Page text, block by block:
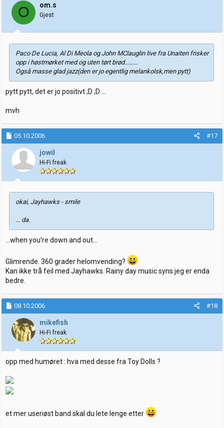
O om.s
Gjest
Paco De Lucia, Al Di Meola og John MClauglin live fra Unaiten frisker
opp i høstmørket med og uten tørt brød.........
Også masse glad jazz(den er jo egentlig melankolsk,men pytt)
pytt pytt, det er jo positivt ;D ;D ...
mvh
05.10.2006 #17
jowil
Hi-Fi freak
okai, Jayhawks - smile
... da.
...when you're down and out...
Glimrende. 360 grader helomvending?
Kan ikke trå feil med Jayhawks. Rainy day music syns jeg er enda
bedre.
08.10.2006 #18
mikefish
Hi-Fi freak
opp med humøret : hva med desse fra Toy Dolls ?
et mer useriøst band skal du lete lenge etter